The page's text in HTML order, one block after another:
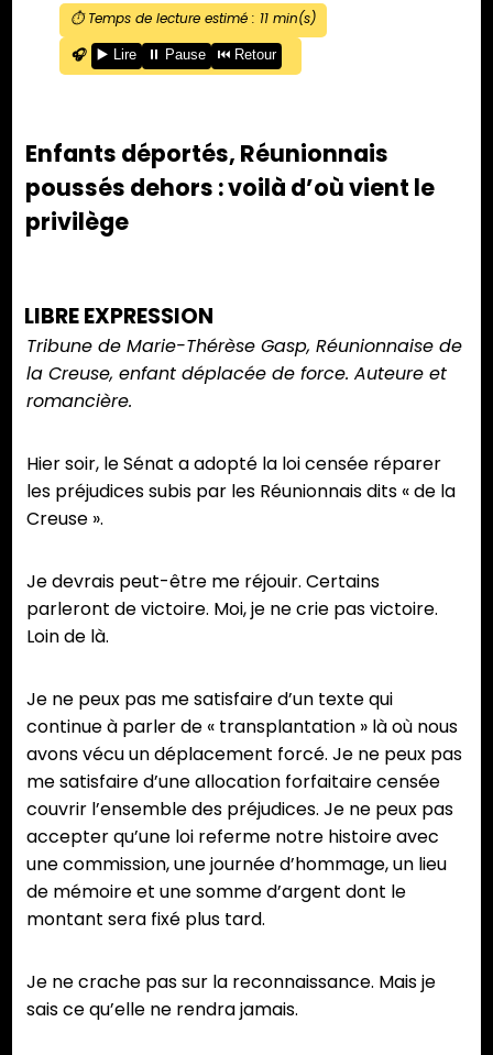
⏱️ Temps de lecture estimé : 11min(s)
🎧
▶️ Lire ⏸️ Pause ⏮️ Retour
Enfants déportés, Réunionnais
poussés dehors : voilà d’où vient le
privilège
LIBRE EXPRESSION
Tribune de Marie-Thérèse Gasp, Réunionnaise de
la Creuse, enfant déplacée de force. Auteure et
romancière.
Hier soir, le Sénat a adopté la loi censée réparer
les préjudices subis par les Réunionnais dits « de la
Creuse ».
Je devrais peut-être me réjouir. Certains
parleront de victoire. Moi, je ne crie pas victoire.
Loin de là.
Je ne peux pas me satisfaire d’un texte qui
continue à parler de « transplantation » là où nous
avons vécu un déplacement forcé. Je ne peux pas
me satisfaire d’une allocation forfaitaire censée
couvrir l’ensemble des préjudices. Je ne peux pas
accepter qu’une loi referme notre histoire avec
une commission, une journée d’hommage, un lieu
de mémoire et une somme d’argent dont le
montant sera fixé plus tard.
Je ne crache pas sur la reconnaissance. Mais je
sais ce qu’elle ne rendra jamais.